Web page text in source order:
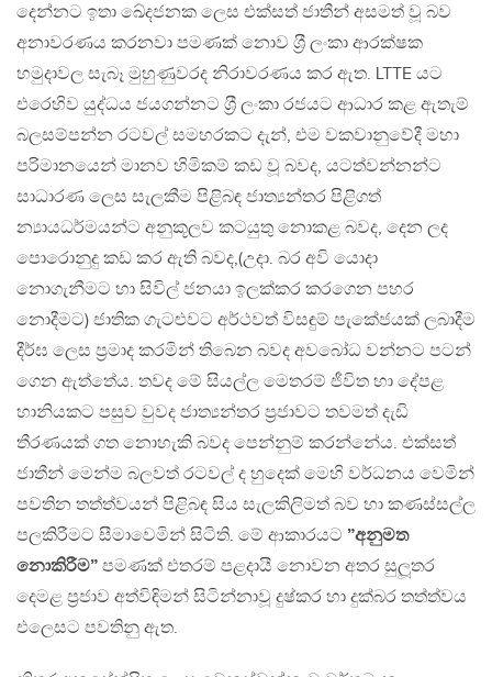
දෙන්නට ඉතා ඛේදජනක ලෙස එක්සත් ජාතීන් අසමත් වූ බව
අනාවරණය කරනවා පමණක් නොව ශ‍්‍රී ලංකා ආරක්ෂක
හමුදාවල සැබෑ මුහුණුවරද නිරාවරණය කර ඇත. LTTE යට
එරෙහිව යුද්ධය ජයගන්නට ශ‍්‍රී ලංකා රජයට ආධාර කළ ඇතැම්
බලසම්පන්න රටවල් සමහරකට දැන්, එම වකවානුවේදී මහා
පරිමානයෙන් මානව හිමිකම් කඩ වූ බවද, යටත්වන්නන්ට
සාධාරණ ලෙස සැලකීම පිළිබඳ ජාත්‍යන්තර පිළිගත්
න්‍යායධර්මයන්ට අනුකූලව කටයුතු නොකළ බවද, දෙන ලද
පොරොනුදු කඩ කර ඇති බවද,(උදා. බර අවි යොදා
නොගැනීමට හා සිවිල් ජනයා ඉලක්කර කරගෙන පහර
නොදීමට) ජාතික ගැටළුවට අර්ථවත් විසඳුම් පැකේජයක් ලබාදීම
දීර්ඝ ලෙස ප‍්‍රමාද කරමින් තිබෙන බවද අවබෝධ වන්නට පටන්
ගෙන ඇත්තේය. තවද මේ සියල්ල මෙතරම් ජීවිත හා දේපළ
හානියකට පසුව වුවද ජාත්‍යන්තර ප‍්‍රජාවට තවමත් දැඩි
තීරණයක් ගත නොහැකි බවද පෙන්නුම් කරන්නේය. එක්සත්
ජාතීන් මෙන්ම බලවත් රටවල් ද හුදෙක් මෙහි වර්ධනය වෙමින්
පවතින තත්ත්වයන් පිළිබඳ සිය සැලකිලිමත් බව හා කණස්සල්ල
පලකිරීමට සීමාවෙමින් සිටිති. මේ ආකාරයට ”අනුමත
නොකිරීම” පමණක් එතරම් පළදායී නොවන අතර සුලූතර
දෙමළ ප‍්‍රජාව අත්විඳිමන් සිටින්නාවූ දුෂ්කර හා දුක්බර තත්ත්වය
එලෙසට පවතිනු ඇත.